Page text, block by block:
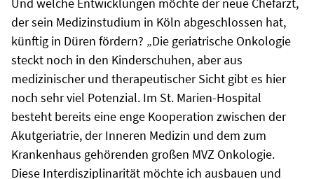
der sein Medizinstudium in Köln abgeschlossen hat,
künftig in Düren fördern? „Die geriatrische Onkologie
steckt noch in den Kinderschuhen, aber aus
medizinischer und therapeutischer Sicht gibt es hier
noch sehr viel Potenzial. Im St. Marien-Hospital
besteht bereits eine enge Kooperation zwischen der
Akutgeriatrie, der Inneren Medizin und dem zum
Krankenhaus gehörenden großen MVZ Onkologie.
Diese Interdisziplinarität möchte ich ausbauen und